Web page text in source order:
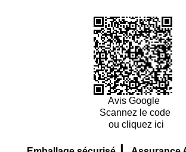
Avis Google
Scannez le code
ou cliquez ici